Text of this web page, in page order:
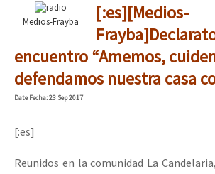
Medios-Frayba
[:es][Medios-
encuentro “Amemos,
defendamos nuestra casa
DateFecha: 23 Sep 2017
[:es]
Reunidos en la comunidad La